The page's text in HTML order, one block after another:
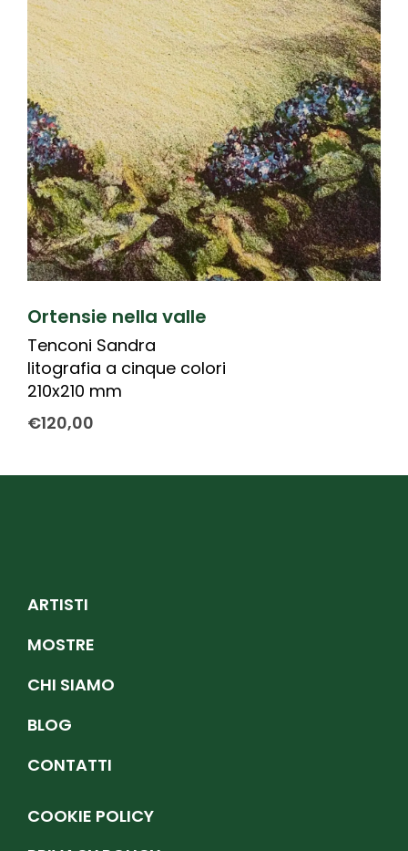
Ortensie nella valle
Tenconi Sandra
litografia a cinque colori
210x210 mm
€120,00
ARTISTI
MOSTRE
CHI SIAMO
BLOG
CONTATTI
COOKIE POLICY